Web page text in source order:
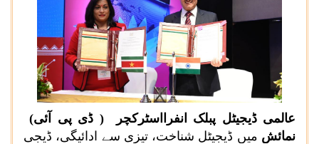
عالمی ڈیجیٹل پبلک انفرااسٹرکچر ( ڈی پی آئی)
نمائش میں ڈیجیٹل شناخت، تیزی سے ادائیگی، ڈیجی